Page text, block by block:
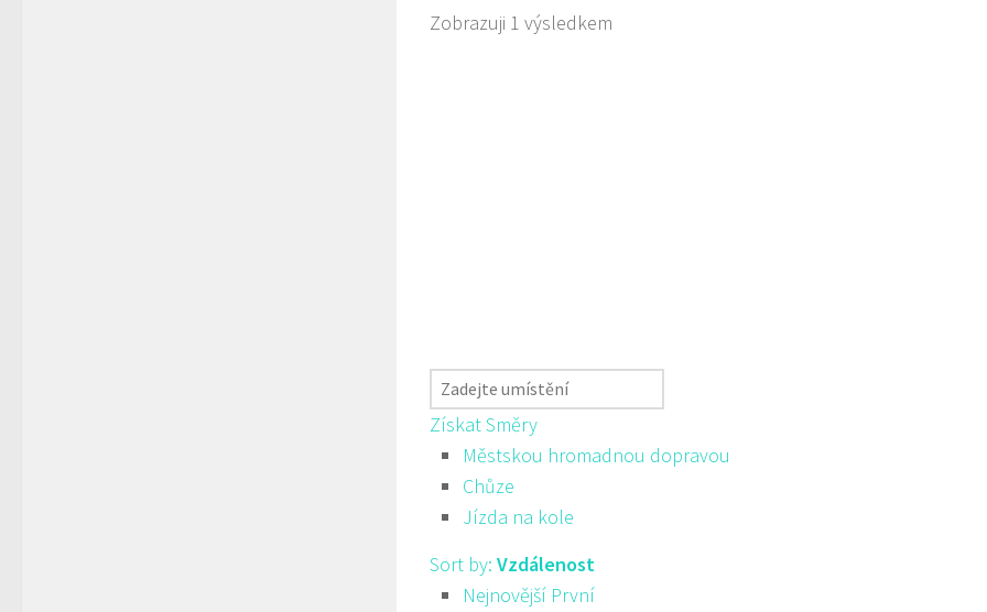
Zobrazuji 1 výsledkem
Získat Směry
Městskou hromadnou dopravou
Chůze
Jízda na kole
Sort by: Vzdálenost
Nejnovější První